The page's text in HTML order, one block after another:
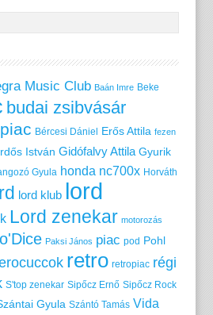
Music Club Baán Imre Beke
budai zsibvásár
Bércesi Dániel Erős Attila fezen
István Gidófalvy Attila Gyurik
Gyula honda nc700x Horváth
lord klub lord
Lord zenekar motorozás
Paksi János piac pod Pohl
retro retropiac régi
S'top zenekar Sipőcz Ernő Sipőcz Rock
Gyula Szántó Tamás Vida